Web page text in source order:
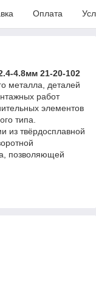
Оплата
4.8мм 21-20-102
металла, деталей
работ
элементов
типа.
из твёрдосплавной
позволяющей